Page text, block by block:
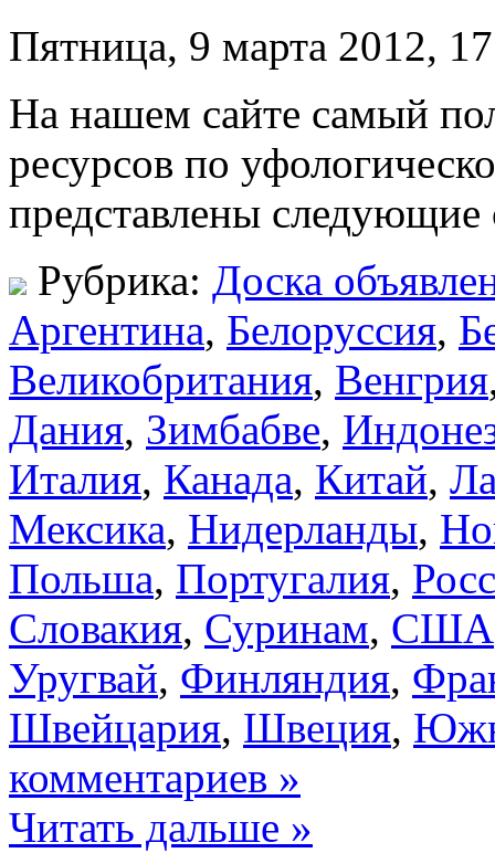
Пятница, 9 марта 2012,
На нашем сайте самый
ресурсов по
представлены следующие
Рубрика: Доска
Аргентина, Белоруссия,
Великобритания, Венгрия
Дания, Зимбабве,
Италия, Канада, Китай,
Мексика, Нидерланды,
Польша, Португалия,
Словакия, Суринам, США
Уругвай, Финляндия,
Швейцария, Швеция,
комментариев »
Читать дальше »